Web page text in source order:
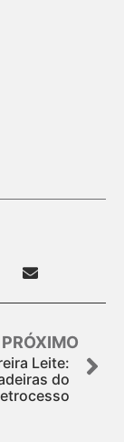
PRÓXIMO
Leite:
do